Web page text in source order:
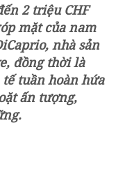
2 triệu CHF
mặt của nam
nhà sản
đồng thời là
tuần hoàn hứa
ấn tượng,